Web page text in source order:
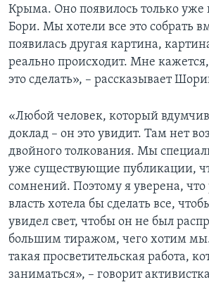
Крыма. Оно появилось только уже
Бори. Мы хотели все это собрать
появилась другая картина,
реально происходит. Мне
это сделать», – рассказывает
«Любой человек, который
доклад – он это увидит. Там нет
двойного толкования. Мы
уже существующие публикации,
сомнений. Поэтому я уверена, что
власть хотела бы сделать все,
увидел свет, чтобы он не был
большим тиражом, чего хотим мы.
такая просветительская работа,
заниматься», – говорит